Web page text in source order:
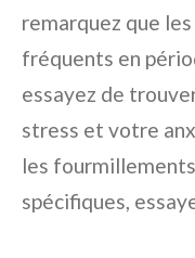
remarquez que
fréquents en
essayez de
stress et votre
les
spécifiques,